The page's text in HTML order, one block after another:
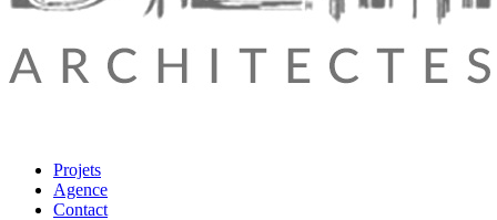
Projets
Agence
Contact